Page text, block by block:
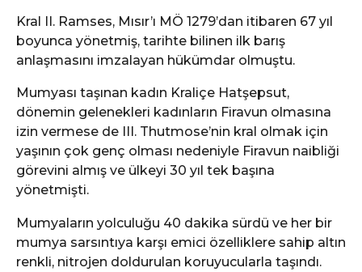
Kral II. Ramses, Mısır’ı MÖ 1279’dan itibaren 67 yıl
boyunca yönetmiş, tarihte bilinen ilk barış
anlaşmasını imzalayan hükümdar olmuştu.
Mumyası taşınan kadın Kraliçe Hatşepsut,
dönemin gelenekleri kadınların Firavun olmasına
izin vermese de III. Thutmose’nin kral olmak için
yaşının çok genç olması nedeniyle Firavun naibliği
görevini almış ve ülkeyi 30 yıl tek başına
yönetmişti.
Mumyaların yolculuğu 40 dakika sürdü ve her bir
mumya sarsıntıya karşı emici özelliklere sahip altın
renkli, nitrojen doldurulan koruyucularla taşındı.